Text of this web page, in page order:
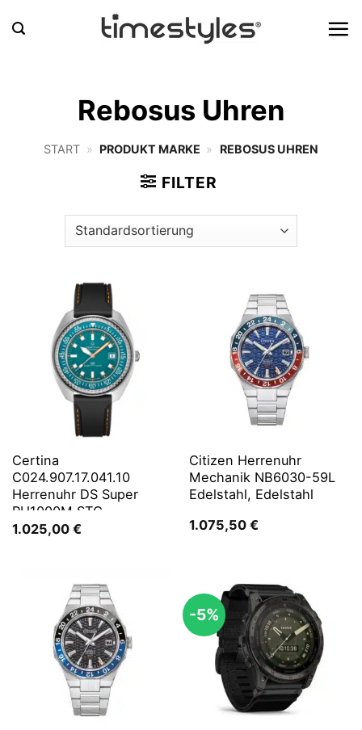
Inhalt
Rebosus Uhren
START » PRODUKT MARKE » REBOSUS UHREN
FILTER
Certina
C024.907.17.041.10
Herrenuhr DS Super
PH1000M STC
1.025,00 €
Citizen Herrenuhr
Mechanik NB6030-59L
Edelstahl, Edelstahl
1.075,50 €
-5%